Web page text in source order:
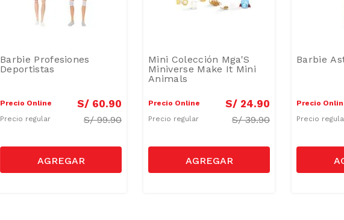
Barbie Profesiones
Deportistas
Precio Online S/ 60.90
Precio regular S/99.90
Mini Colección Mga'S
Miniverse Make It Mini
Animals
Precio Online S/ 24.90
Precio regular S/39.90
Barbie
Precio
Precio